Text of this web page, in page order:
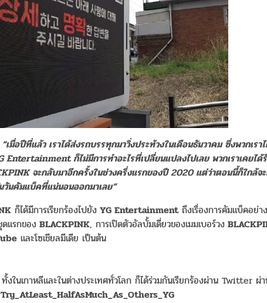
“เมื่อปีที่แล้ว เราได้ส่งรถบรรทุกมาวิ่งประท้วงในเดือนธันวาคม ซึ่งพวกเรา
ก็ไม่มีการทำอะไรที่เปลี่ยนแปลงไปเลย พวกเราเคยได้
จะกลับมาอีกครั้งในช่วงครึ่งแรกของปี 2020 แต่ว่าตอนนี้ก็ใกล้จ
นคัมแบ็คที่แน่นอนออกมาเลย”
ก็ได้มีการเรียกร้องไปยัง YG Entertainmentถึงเรื่องการคัมแบ็คอย่า
แรกของ BLACKPINK, การเปิดตัวอัลบั้มเดี่ยวของเมมเบอร์วง
และโซเชียลมีเดีย เป็นต้น
ทั้งในเกาหลีและในต่างประเทศทั่วโลก ก็ได้ร่วมกันเรียกร้องผ่าน Twitter ผ่